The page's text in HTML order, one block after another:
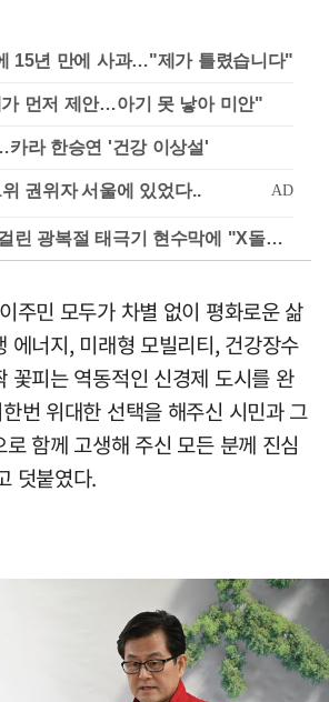
15년 만에 사과…"제가 틀렸습니다"
먼저 제안…아기 못 낳아 미안"
라 한승연 '건강 이상설'
김희철, 거꾸로 걸린 광복절 태극기 현수막에 "X돌았네"
주민 모두가 차별 없이 평화로운 삶
에너지, 미래형 모빌리티, 건강장수
꽃피는 역동적인 신경제 도시를 완
번 위대한 선택을 해주신 시민과 그
함께 고생해 주신 모든 분께 진심
덧붙였다.